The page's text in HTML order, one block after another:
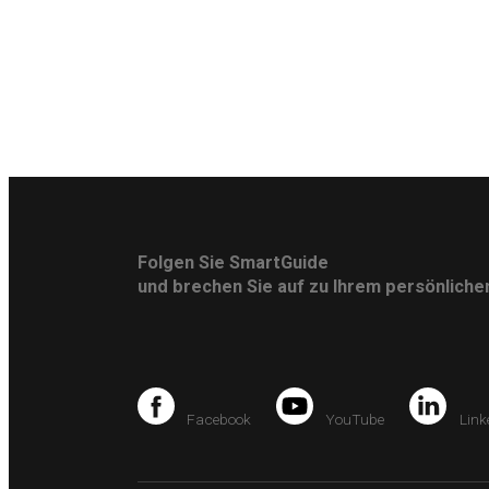
Folgen Sie SmartGuide
und brechen Sie auf zu Ihrem
Facebook YouTube